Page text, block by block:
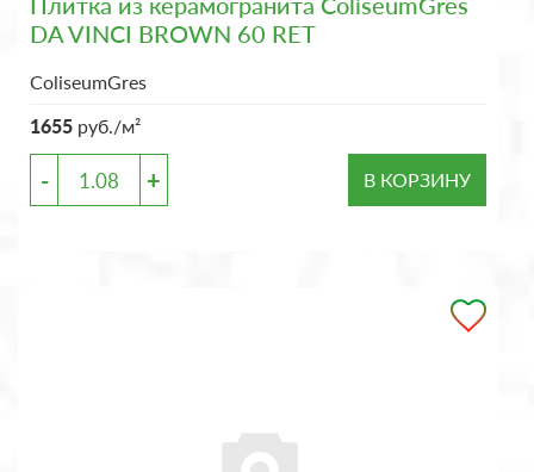
DA VINCI BROWN 60 RET
ColiseumGres
1655 руб./м²
- + В КОРЗИНУ